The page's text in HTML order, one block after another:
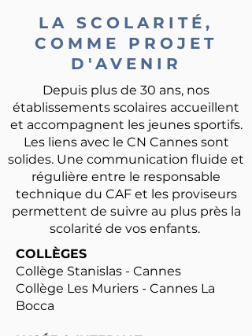
LA SCOLARITÉ,
COMME PROJET
D'AVENIR
Depuis plus de 30 ans, nos
établissements scolaires accueillent
et accompagnent les jeunes sportifs.
Les liens avec le CN Cannes sont
solides. Une communication fluide et
régulière entre le responsable
technique du CAF et les proviseurs
permettent de suivre au plus près la
scolarité de vos enfants.
COLLÈGES
Collège Stanislas - Cannes
Collège Les Muriers - Cannes La
Bocca